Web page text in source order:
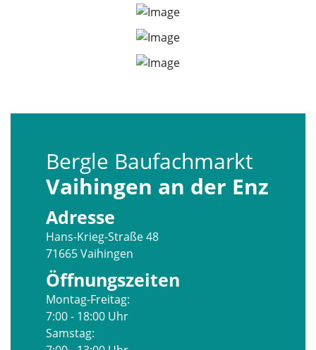
Bergle Baufachmarkt
Vaihingen an der Enz
Adresse
Hans-Krieg-Straße 48
71665 Vaihingen
Öffnungszeiten
Montag-Freitag:
7:00 - 18:00 Uhr
Samstag: